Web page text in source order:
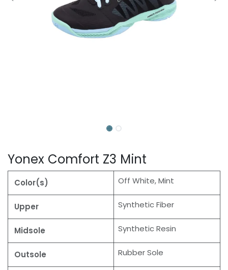
Yonex Comfort Z3 Mint
Color(s) Off White, Mint
Upper Synthetic Fiber
Midsole Synthetic Resin
Outsole Rubber Sole